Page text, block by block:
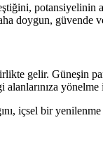
potansiyelinin
doygun, güvende
gelir. Güneşin
yönelme
içsel bir